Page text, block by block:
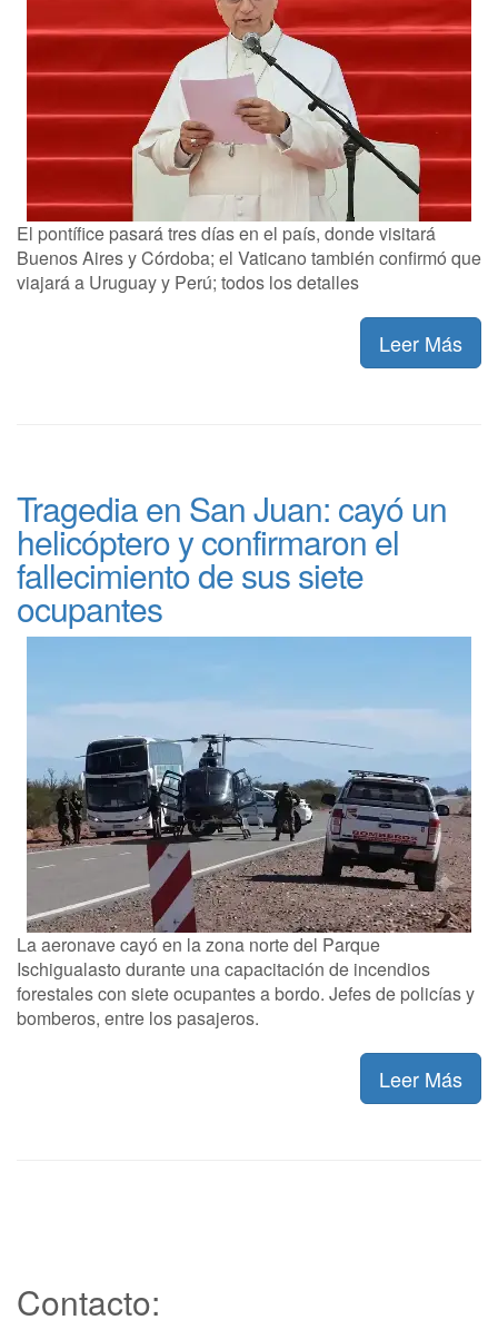
El pontífice pasará tres días en el país, donde visitará
Buenos Aires y Córdoba; el Vaticano también confirmó que
viajará a Uruguay y Perú; todos los detalles
Leer Más
Tragedia en San Juan: cayó un
helicóptero y confirmaron el
fallecimiento de sus siete
ocupantes
La aeronave cayó en la zona norte del Parque
Ischigualasto durante una capacitación de incendios
forestales con siete ocupantes a bordo. Jefes de policías y
bomberos, entre los pasajeros.
Leer Más
Contacto: